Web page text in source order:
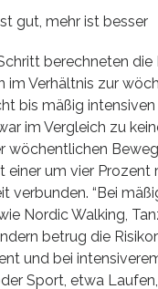
gut, mehr ist besser
berechneten die
im Verhältnis zur
bis mäßig intensiven
im Vergleich zu
wöchentlichen
einer um vier Prozent
verbunden. “Bei
Nordic Walking,
betrug die
und bei
Sport, etwa